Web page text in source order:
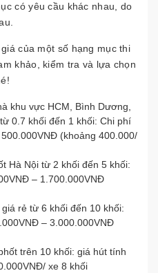
có yêu cầu khác nhau, do
của một số hạng mục thi
khảo, kiểm tra và lựa chọn
khu vực HCM, Bình Dương,
0.7 khối đến 1 khối: Chi phí
(khoảng 400.000/
Hà Nội từ 2 khối đến 5 khối:
– 1.700.000VNĐ
rẻ từ 6 khối đến 10 khối:
– 3.000.000VNĐ
trên 10 khối: giá hút tính
xe 8 khối